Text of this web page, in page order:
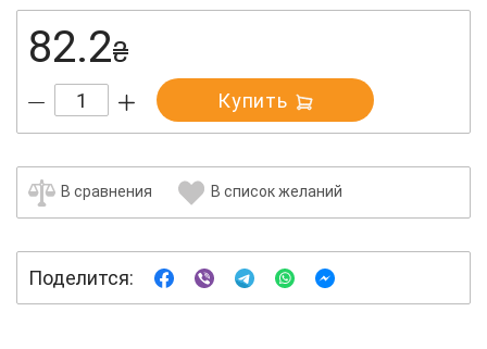
82.2₴
Купить
В сравнения В список желаний
Поделится: